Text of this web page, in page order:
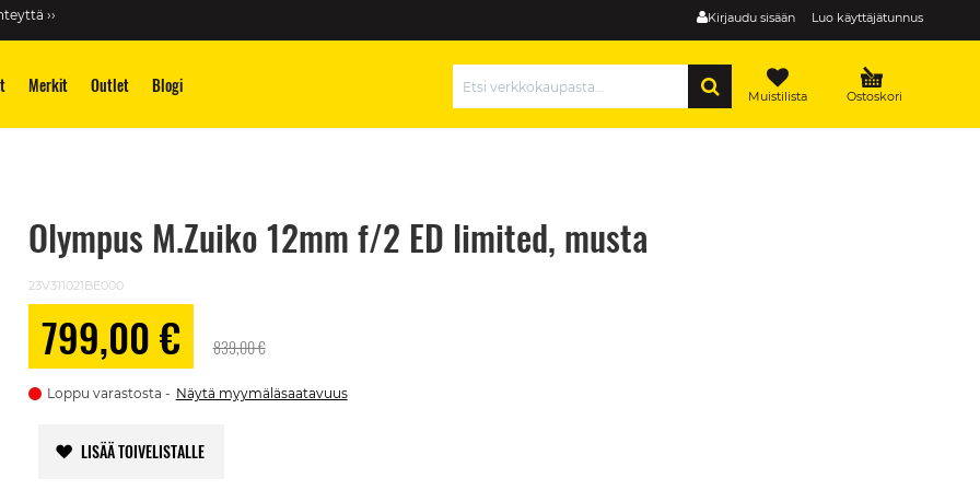
Kirjaudu sisään Luo käyttäjätunnus
››
Merkit Outlet Blogi Ostoskori
Muistilista
Olympus M.Zuiko 12mm f/2 ED limited, musta
23V311021BE000
Alennushinta
799,00 € 839,00 €
Loppu varastosta Näytä myymäläsaatavuus
LISÄÄ TOIVELISTALLE